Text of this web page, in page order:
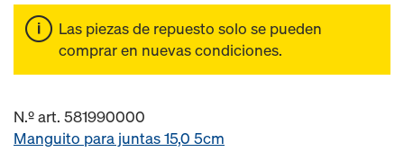
Las piezas de repuesto solo se pueden
comprar en nuevas condiciones.
N.º art. 581990000
Manguito para juntas 15,0 5cm